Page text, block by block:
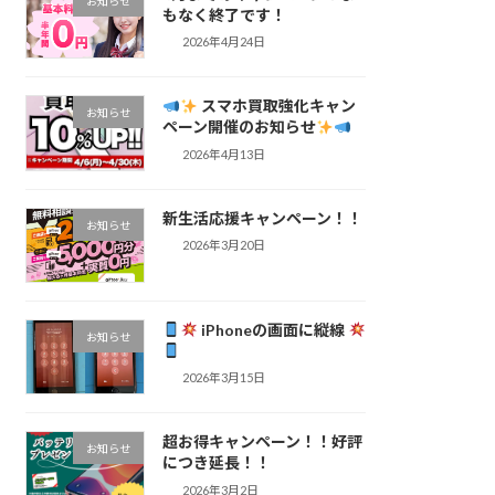
もなく終了です！
2026年4月24日
お知らせ
スマホ買取強化キャン
ペーン開催のお知らせ
2026年4月13日
お知らせ 新生活応援キャンペーン！！
2026年3月20日
お知らせ iPhoneの画面に縦線
2026年3月15日
お知らせ
超お得キャンペーン！！好評
につき延長！！
2026年3月2日